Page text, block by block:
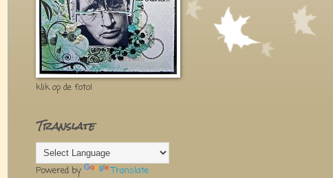
klik op de foto!
Translate
Powered by Translate